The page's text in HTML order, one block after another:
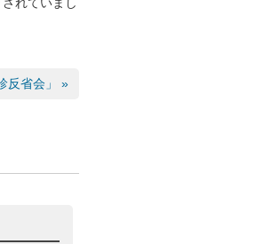
れていまし
反省会」 »